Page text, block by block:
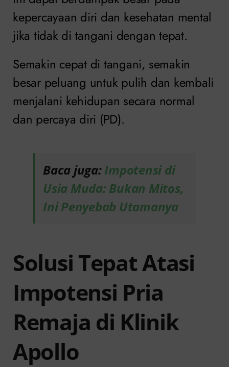
kepercayaan diri dan kesehatan mental
jika tidak di tangani dengan tepat.
Semakin cepat di tangani, semakin
besar peluang untuk pulih dan kembali
menjalani kehidupan secara normal
dan percaya diri (PD).
Baca juga:Impotensi di
Usia Muda: Bukan Mitos,
Ini Penyebab Utamanya
Solusi Tepat Atasi
Impotensi Pria
Remaja di Klinik
Apollo